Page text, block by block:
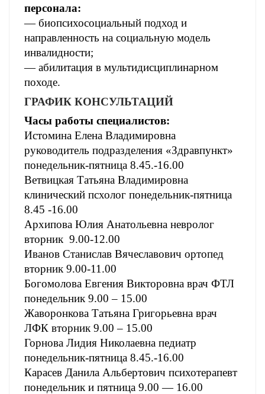
персонала:
— биопсихосоциальный подход и
направленность на социальную модель
инвалидности;
— абилитация в мультидисциплинарном
походе.
ГРАФИК КОНСУЛЬТАЦИЙ
Часы работы специалистов:
Истомина Елена Владимировна
руководитель подразделения «Здравпункт»
понедельник-пятница 8.45.-16.00
Ветвицкая Татьяна Владимировна
клинический псхолог понедельник-пятница
8.45 -16.00
Архипова Юлия Анатольевна невролог
вторник 9.00-12.00
Иванов Станислав Вячеславович ортопед
вторник 9.00-11.00
Богомолова Евгения Викторовна врач ФТЛ
понедельник 9.00 – 15.00
Жаворонкова Татьяна Григорьевна врач
ЛФК вторник 9.00 – 15.00
Горнова Лидия Николаевна педиатр
понедельник-пятница 8.45.-16.00
Карасев Данила Альбертович психотерапевт
понедельник и пятница 9.00 — 16.00